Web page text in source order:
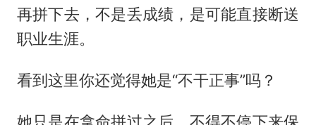
再拼下去，不是丢成绩，是可能直接断送
职业生涯。
看到这里你还觉得她是“不干正事”吗？